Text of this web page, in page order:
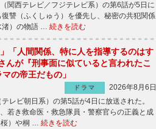
関西テレビ／フジテレビ系）の第6話が5日に
讐（ふくしゅう）を優先し、秘密の共犯関係
渚）の物語 … 続きを読む
「人間関係、特に人を指導するのはす
んが『刑事面に似ていると言われたこ
の帝王だもの」
ドラマ
2026年8月6日
レビ朝日系）の第5話が4日に放送された。
若き救命医・救急隊員・警察官らの正義と成
）や桐 … 続きを読む